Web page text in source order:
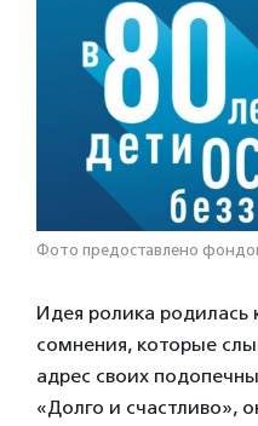
Фото предоставлено
Идея ролика родилась
сомнения, которые
адрес своих
«Долго и счастливо»,